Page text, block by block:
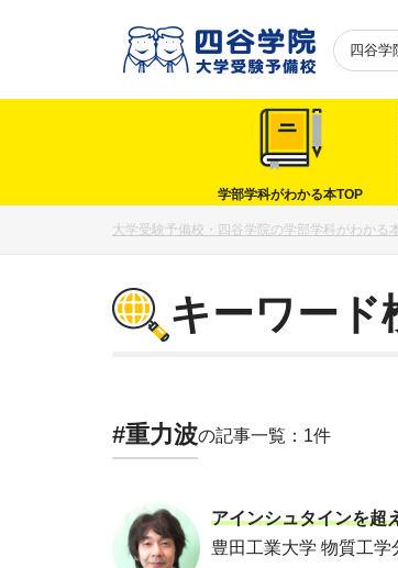
四谷学
学部学科がわかる本TOP
大学受験予備校・四谷学院の学部学科がわかる
キーワード
#重力波の記事一覧：1件
アインシュタインを超
豊田工業大学 物質工